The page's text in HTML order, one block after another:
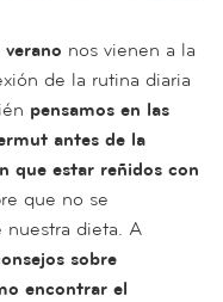
verano nos vienen a la
de la rutina diaria
pensamos en las
antes de la
que estar reñidos con
que no se
nuestra dieta. A
sobre
encontrar el